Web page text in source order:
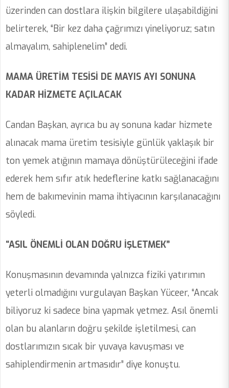
üzerinden can dostlara ilişkin bilgilere ulaşabildiğini
belirterek, “Bir kez daha çağrımızı yineliyoruz; satın
almayalım, sahiplenelim” dedi.
MAMA ÜRETİM TESİSİ DE MAYIS AYI SONUNA
KADAR HİZMETE AÇILACAK
Candan Başkan, ayrıca bu ay sonuna kadar hizmete
alınacak mama üretim tesisiyle günlük yaklaşık bir
ton yemek atığının mamaya dönüştürüleceğini ifade
ederek hem sıfır atık hedeflerine katkı sağlanacağını
hem de bakımevinin mama ihtiyacının karşılanacağını
söyledi.
“ASIL ÖNEMLİ OLAN DOĞRU İŞLETMEK”
Konuşmasının devamında yalnızca fiziki yatırımın
yeterli olmadığını vurgulayan Başkan Yüceer, “Ancak
biliyoruz ki sadece bina yapmak yetmez. Asıl önemli
olan bu alanların doğru şekilde işletilmesi, can
dostlarımızın sıcak bir yuvaya kavuşması ve
sahiplendirmenin artmasıdır” diye konuştu.